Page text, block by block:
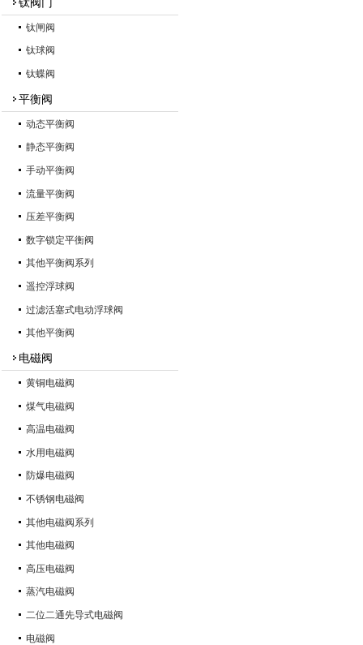
钛阀门
钛闸阀
钛球阀
钛蝶阀
平衡阀
动态平衡阀
静态平衡阀
手动平衡阀
流量平衡阀
压差平衡阀
数字锁定平衡阀
其他平衡阀系列
遥控浮球阀
过滤活塞式电动浮球阀
其他平衡阀
电磁阀
黄铜电磁阀
煤气电磁阀
高温电磁阀
水用电磁阀
防爆电磁阀
不锈钢电磁阀
其他电磁阀系列
其他电磁阀
高压电磁阀
蒸汽电磁阀
二位二通先导式电磁阀
电磁阀